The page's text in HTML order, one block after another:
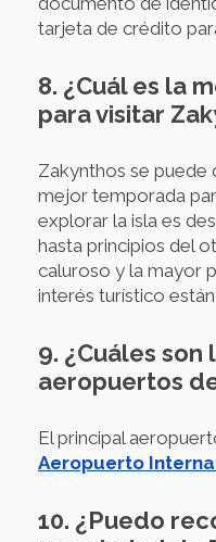
tarjeta de crédito
8. ¿Cuál es la
para visitar
Zakynthos se puede
mejor temporada
explorar la isla es
hasta principios del
caluroso y la mayor
interés turístico
9. ¿Cuáles
aeropuertos
El principal
Aeropuerto
10. ¿Puedo